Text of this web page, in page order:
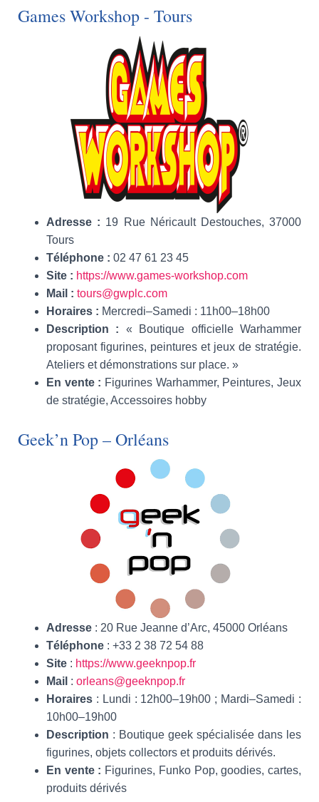
Games Workshop - Tours
Adresse : 19 Rue Néricault Destouches, 37000
Tours
Téléphone : 02 47 61 23 45
Site : https://www.games-workshop.com
Mail : tours@gwplc.com
Horaires : Mercredi–Samedi : 11h00–18h00
Description : « Boutique officielle Warhammer
proposant figurines, peintures et jeux de stratégie.
Ateliers et démonstrations sur place. »
En vente : Figurines Warhammer, Peintures, Jeux
de stratégie, Accessoires hobby
Geek’n Pop – Orléans
Adresse : 20 Rue Jeanne d’Arc, 45000 Orléans
Téléphone : +33 2 38 72 54 88
Site : https://www.geeknpop.fr
Mail : orleans@geeknpop.fr
Horaires : Lundi : 12h00–19h00 ; Mardi–Samedi :
10h00–19h00
Description : Boutique geek spécialisée dans les
figurines, objets collectors et produits dérivés.
En vente : Figurines, Funko Pop, goodies, cartes,
produits dérivés